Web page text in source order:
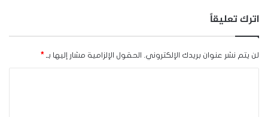
اترك تعليقاً
لن يتم نشر عنوان بريدك الإلكتروني. الحقول الإلزامية مشار إليها بـ *